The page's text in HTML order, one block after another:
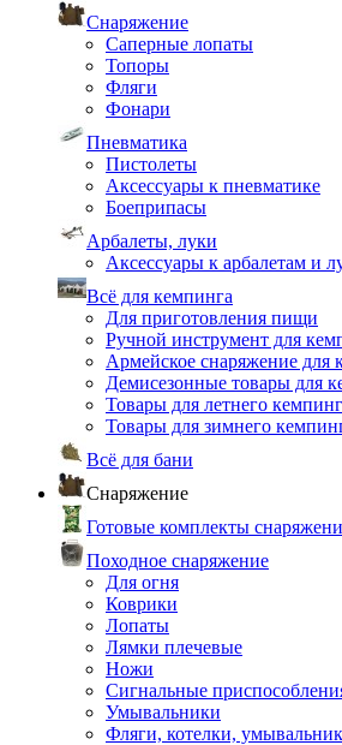
Снаряжение
Саперные лопаты
Топоры
Фляги
Фонари
Пневматика
Пистолеты
Аксессуары к пневматике
Боеприпасы
Арбалеты, луки
Аксессуары к арбалетам и
Всё для кемпинга
Для приготовления пищи
Ручной инструмент для
Армейское снаряжение для
Демисезонные товары для
Товары для летнего
Товары для зимнего
Всё для бани
Снаряжение
Готовые комплекты
Походное снаряжение
Для огня
Коврики
Лопаты
Лямки плечевые
Ножи
Сигнальные
Умывальники
Фляги, котелки,